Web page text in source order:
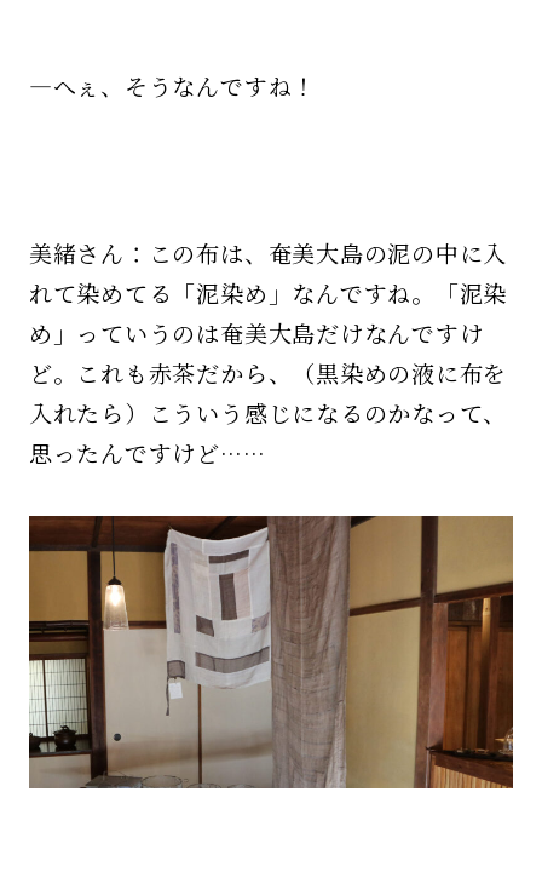
—へぇ、そうなんですね！
美緒さん：この布は、奄美大島の泥の中に入
れて染めてる「泥染め」なんですね。「泥染
め」っていうのは奄美大島だけなんですけ
ど。これも赤茶だから、（黒染めの液に布を
入れたら）こういう感じになるのかなって、
思ったんですけど……